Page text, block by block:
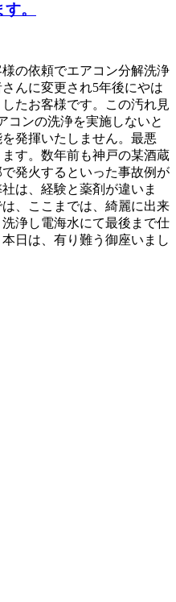
。
の依頼でエアコン分解洗浄
んに変更され5年後にやは
たお客様です。この汚れ見
コンの洗浄を実施しないと
発揮いたしません。最悪
す。数年前も神戸の某酒蔵
発火するといった事故例が
は、経験と薬剤が違いま
、ここまでは、綺麗に出来
浄し電海水にて最後まで仕
日は、有り難う御座いまし